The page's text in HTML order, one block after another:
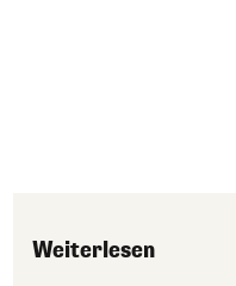
Weiterlesen